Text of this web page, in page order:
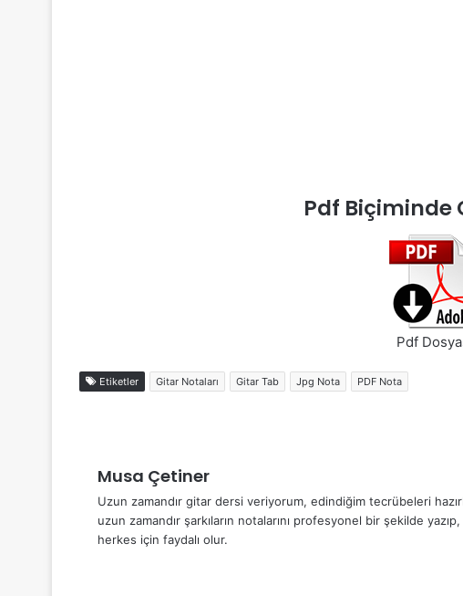
Pdf Biçiminde
Pdf
Etiketler Gitar Notaları Gitar Tab Jpg Nota PDF Nota
Musa Çetiner
Uzun zamandır gitar dersi veriyorum, edindiğim tecrübeleri
uzun zamandır şarkıların notalarını profesyonel bir şekilde
herkes için faydalı olur.